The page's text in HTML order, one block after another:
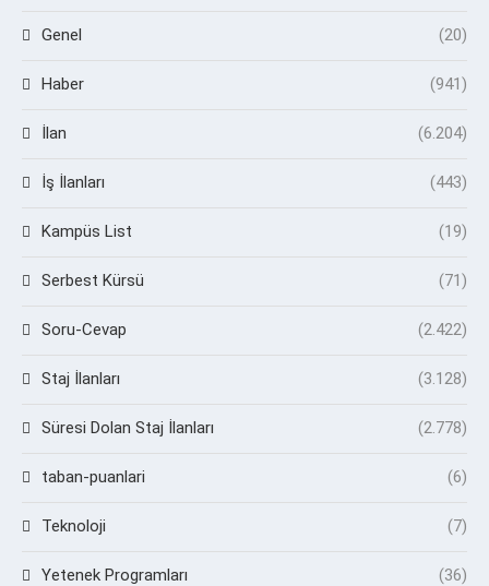
Genel (20)
Haber (941)
İlan (6.204)
İş İlanları (443)
Kampüs List (19)
Serbest Kürsü (71)
Soru-Cevap (2.422)
Staj İlanları (3.128)
Süresi Dolan Staj İlanları (2.778)
taban-puanlari (6)
Teknoloji (7)
Yetenek Programları (36)